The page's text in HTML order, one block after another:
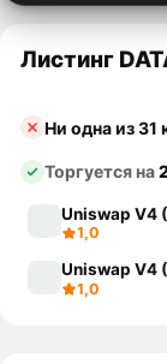
Листинг
Ни одна из 31
Торгуется на
Uniswap V4
1,0
Uniswap V4
1,0